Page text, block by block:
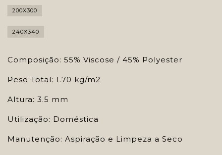
200X300
240X340
Composição: 55% Viscose / 45% Polyester
Peso Total: 1.70 kg/m2
Altura: 3.5 mm
Utilização: Doméstica
Manutenção: Aspiração e Limpeza a Seco